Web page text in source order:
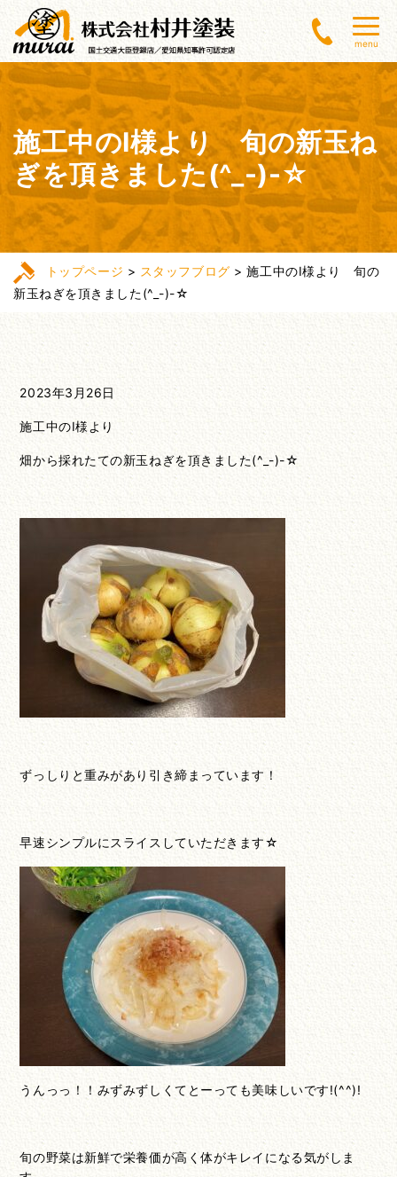
menu
施工中のI様より 旬の新玉ね
ぎを頂きました(^_-)-☆
トップページ > スタッフブログ >施工中のI様より 旬の
新玉ねぎを頂きました(^_-)-☆
2023年3月26日
施工中のI様より
畑から採れたての新玉ねぎを頂きました(^_-)-☆
ずっしりと重みがあり引き締まっています！
早速シンプルにスライスしていただきます☆
うんっっ！！みずみずしくてとーっても美味しいです!(^^)!
旬の野菜は新鮮で栄養価が高く体がキレイになる気がしま